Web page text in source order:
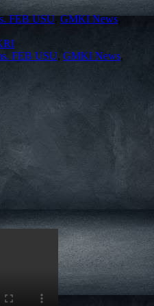
FEB USU,GMKI News,
FEB USU, GMKI News,